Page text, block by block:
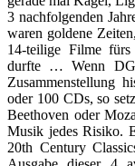
3 nachfolgenden
waren goldene
14-teilige Filme fürs
durfte … Wenn
Zusammenstellung
oder 100 CDs, so
Beethoven oder
Musik jedes Risiko.
20th Century